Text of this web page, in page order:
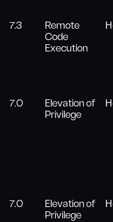
7.3
Remote
Code
Execution
7.0
Elevation of
Privilege
7.0
Elevation of
Privilege